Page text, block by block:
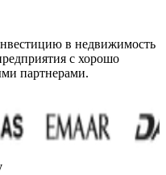
в недвижимость
с хорошо
партнерами.